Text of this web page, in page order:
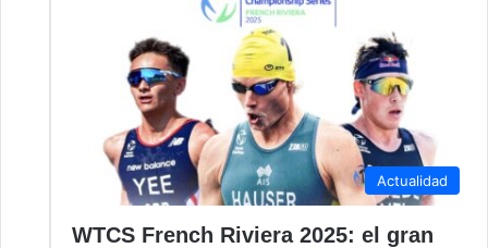
Actualidad
WTCS French Riviera 2025: el gran